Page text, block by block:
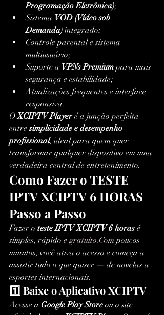
Programação Eletrônica);
Sistema VOD (Vídeo sob
Demanda) integrado;
Controle parental e sistema
multiusuário;
Suporte a VPNs Premium para mais
segurança e estabilidade;
Atualizações frequentes e interface
responsiva.
O XCIPTV Player é a junção perfeita
entre simplicidade e desempenho
profissional, ideal para quem quer
transformar qualquer dispositivo em uma
verdadeira central de entretenimento.
Como Fazer o TESTE
IPTV XCIPTV 6 HORAS
Passo a Passo
Fazer o teste IPTV XCIPTV 6 horas é
simples, rápido e gratuito.Com poucos
minutos, você ativa o acesso e começa a
assistir tudo o que quiser — de novelas a
esportes internacionais.
1️⃣ Baixe o Aplicativo XCIPTV
Acesse a Google Play Store ou o site